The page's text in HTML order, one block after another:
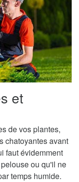
et
de vos plantes,
chatoyantes avant
faut évidemment
ou qu'il ne
temps humide.